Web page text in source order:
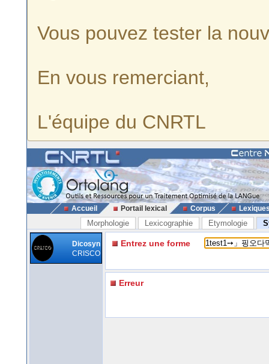
Vous pouvez tester la
En vous remerciant,
L'équipe du CNRTL
Accueil Portail lexical Corpus
Morphologie Lexicographie Etymologie
Dicosyn
CRISCO
Entrez une forme
Erreur